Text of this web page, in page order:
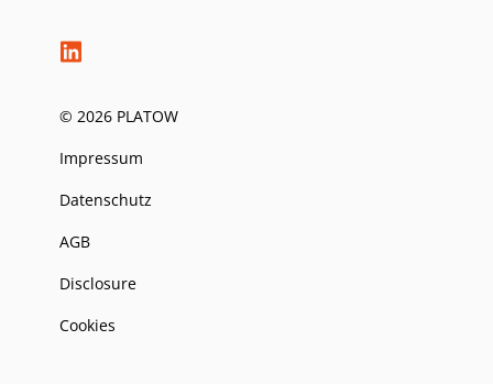
© 2026 PLATOW
Impressum
Datenschutz
AGB
Disclosure
Cookies